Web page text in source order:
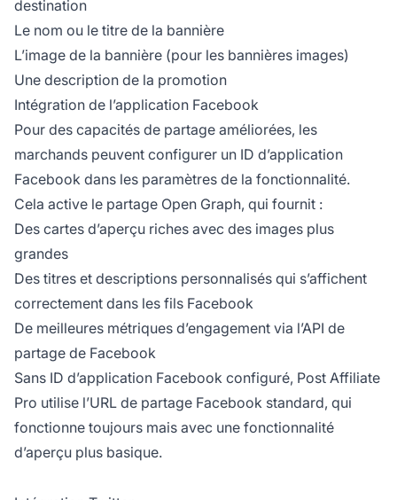
destination
Le nom ou le titre de la bannière
L’image de la bannière (pour les bannières images)
Une description de la promotion
Intégration de l’application Facebook
Pour des capacités de partage améliorées, les
marchands peuvent configurer un ID d’application
Facebook dans les paramètres de la fonctionnalité.
Cela active le partage Open Graph, qui fournit :
Des cartes d’aperçu riches avec des images plus
grandes
Des titres et descriptions personnalisés qui s’affichent
correctement dans les fils Facebook
De meilleures métriques d’engagement via l’API de
partage de Facebook
Sans ID d’application Facebook configuré, Post Affiliate
Pro utilise l’URL de partage Facebook standard, qui
fonctionne toujours mais avec une fonctionnalité
d’aperçu plus basique.